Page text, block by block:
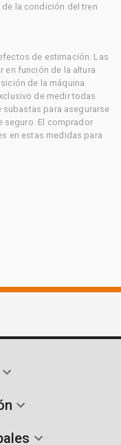
la condición del tren
de estimación. Las
en función de la altura
de la máquina
de medir todas
subastas para asegurarse
seguro. El comprador
en estas medidas para